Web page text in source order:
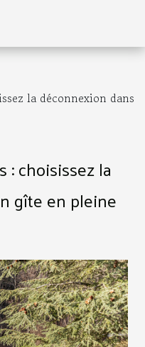
la déconnexion dans
: choisissez la
gîte en pleine